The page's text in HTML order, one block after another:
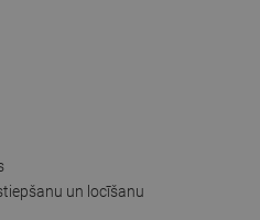
un locīšanu